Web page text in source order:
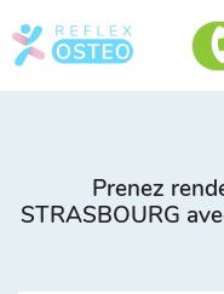
Prenez
STRASBOURG